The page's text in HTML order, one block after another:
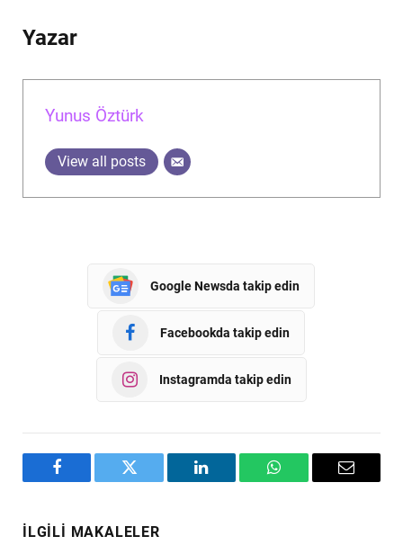
Yazar
Yunus Öztürk
View all posts
Google Newsda takip edin
Facebookda takip edin
Instagramda takip edin
Facebook Twitter LinkedIn WhatsAppEmail
İLGILI MAKALELER